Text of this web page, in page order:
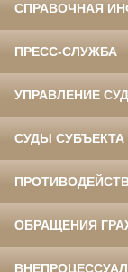
СПРАВОЧНАЯ
ПРЕСС-СЛУЖБА
УПРАВЛЕНИЕ
СУДЫ СУБЪЕКТА
ОБРАЩЕНИЯ